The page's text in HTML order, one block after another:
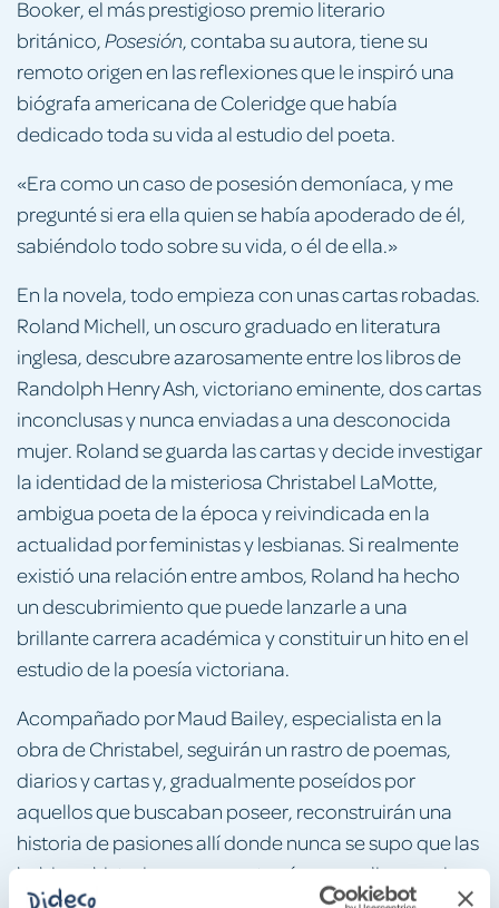
Booker, el más prestigioso premio literario
británico,Posesión, contaba su autora, tiene su
remoto origen en las reflexiones que le inspiró una
biógrafa americana de Coleridge que había
dedicado toda su vida al estudio del poeta.
«Era como un caso de posesión demoníaca, y me
pregunté si era ella quien se había apoderado de él,
sabiéndolo todo sobre su vida, o él de ella.»
En la novela, todo empieza con unas cartas robadas.
Roland Michell, un oscuro graduado en literatura
inglesa, descubre azarosamente entre los libros de
Randolph Henry Ash, victoriano eminente, dos cartas
inconclusas y nunca enviadas a una desconocida
mujer. Roland se guarda las cartas y decide investigar
la identidad de la misteriosa Christabel LaMotte,
ambigua poeta de la época y reivindicada en la
actualidad por feministas y lesbianas. Si realmente
existió una relación entre ambos, Roland ha hecho
un descubrimiento que puede lanzarle a una
brillante carrera académica y constituir un hito en el
estudio de la poesía victoriana.
Acompañado por Maud Bailey, especialista en la
obra de Christabel, seguirán un rastro de poemas,
diarios y cartas y, gradualmente poseídos por
aquellos que buscaban poseer, reconstruirán una
historia de pasiones allí donde nunca se supo que las
hubiera, historia que encontrará su peculiar espejo